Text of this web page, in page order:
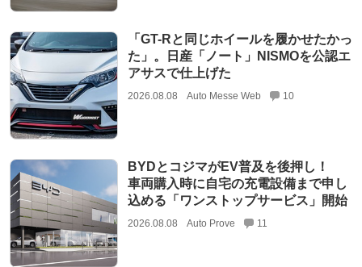
「GT-Rと同じホイールを履かせたかっ
た」。日産「ノート」NISMOを公認エ
アサスで仕上げた
2026.08.08 Auto Messe Web 10
BYDとコジマがEV普及を後押し！
車両購入時に自宅の充電設備まで申し
込める「ワンストップサービス」開始
2026.08.08 Auto Prove 11